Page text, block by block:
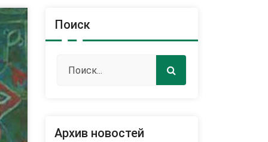
Поиск
Архив новостей